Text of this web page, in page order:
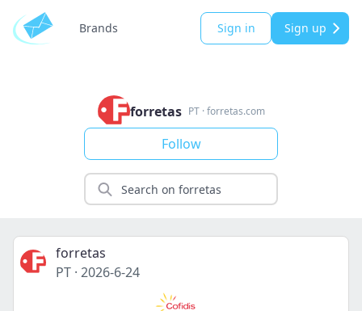
Brands Sign in Sign up
forretas PT·forretas.com
Follow
forretas
PT · 2026-6-24